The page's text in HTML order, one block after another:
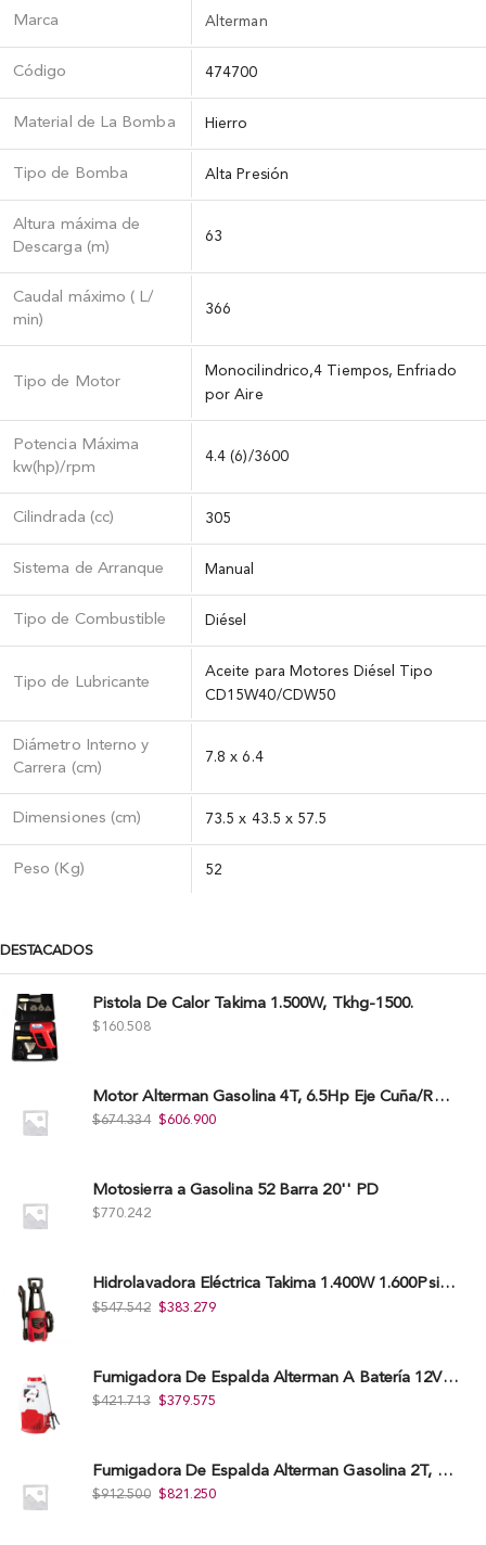
Marca Alterman
Código 474700
Material de La Bomba Hierro
Tipo de Bomba Alta Presión
Altura máxima de
Descarga (m)
63
Caudal máximo ( L/
min)
366
Tipo de Motor
Monocilindrico,4 Tiempos, Enfriado
por Aire
Potencia Máxima
kw(hp)/rpm
4.4 (6)/3600
Cilindrada (cc) 305
Sistema de Arranque Manual
Tipo de Combustible Diésel
Tipo de Lubricante
Aceite para Motores Diésel Tipo
CD15W40/CDW50
Diámetro Interno y
Carrera (cm)
7.8 x 6.4
Dimensiones (cm) 73.5 x 43.5 x 57.5
Peso (Kg) 52
DESTACADOS
Pistola De Calor Takima 1.500W, Tkhg-1500.
$ 160.508
Motor Alterman Gasolina 4T, 6.5Hp Eje Cuña/Rosca 3/4", Xge65K.
$674.334 $606.900
Motosierra a Gasolina 52 Barra 20'' PD
$770.242
Hidrolavadora Eléctrica Takima 1.400W 1.600Psi, Tkepw-1600-A.
$547.542 $383.279
Fumigadora De Espalda Alterman A Baterí­a 12V/12Ah, 20Litros, Xkes20.
$421.713 $379.575
Fumigadora De Espalda Alterman Gasolina 2T, 26 Cc, Bomba Nylon Libre Mantenimiento, Tf900-A.
$912.500 $821.250